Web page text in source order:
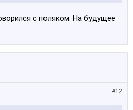
с поляком. На будущее
#12